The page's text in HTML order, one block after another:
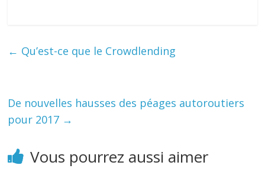
← Qu’est-ce que le Crowdlending
De nouvelles hausses des péages autoroutiers
pour 2017 →
Vous pourrez aussi aimer